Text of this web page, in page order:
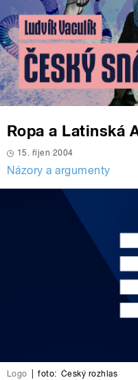
Ropa a Latinská
15. říjen 2004
Názory a argumenty
Logo foto: Český rozhlas